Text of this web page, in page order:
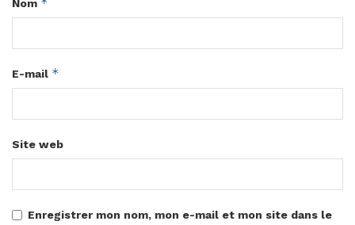
Nom *
E-mail *
Site web
Enregistrer mon nom, mon e-mail et mon site dans le